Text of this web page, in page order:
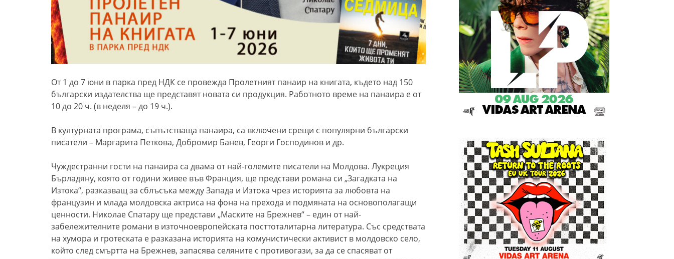
От 1 до 7 юни в парка пред НДК се провежда Пролетният панаир на книгата, където над 150
български издателства ще представят новата си продукция. Работното време на панаира е от
10 до 20 ч. (в неделя – до 19 ч.).
В културната програма, съпътстваща панаира, са включени срещи с популярни български
писатели – Маргарита Петкова, Добромир Банев, Георги Господинов и др.
Чуждестранни гости на панаира са двама от най-големите писатели на Молдова. Лукреция
Бърладяну, която от години живее във Франция, ще представи романа си „Загадката на
Изтока“, разказващ за сблъсъка между Запада и Изтока чрез историята за любовта на
французин и млада молдовска актриса на фона на прехода и подмяната на основополагащи
ценности. Николае Спатару ще представи „Маските на Брежнев“ – един от най-
забележителните романи в източноевропейската посттоталитарна литература. Със средствата
на хумора и гротеската е разказана историята на комунистически активист в молдовско село,
който след смъртта на Брежнев, запасява селяните с противогази, за да се спасяват от